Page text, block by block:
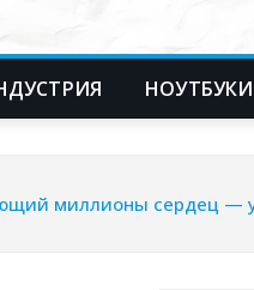
миллионы сердец —